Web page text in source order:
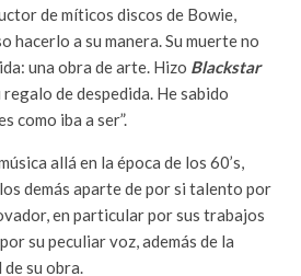
de míticos discos de Bowie,
hacerlo a su manera. Su muerte no
una obra de arte. Hizo Blackstar
de despedida. He sabido
como iba a ser”.
allá en la época de los 60’s,
demás aparte de por si talento por
en particular por sus trabajos
su peculiar voz, además de la
su obra.